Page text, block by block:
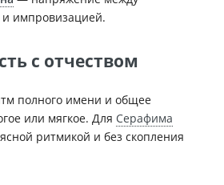
импровизацией.
с отчеством
полного имени и общее
или мягкое. Для Серафима
ритмикой и без скопления